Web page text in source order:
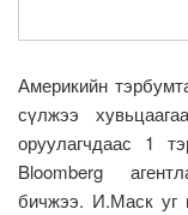
Америкийн
сүлжээ
оруулагчдаас 1
Bloomberg
бичжээ. И.Маск уг